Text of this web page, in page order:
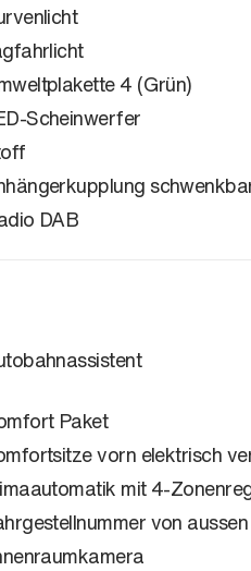
4 (Grün)
Scheinwerfer
DAB
Paket
vorn elektrisch
mit 4-
von